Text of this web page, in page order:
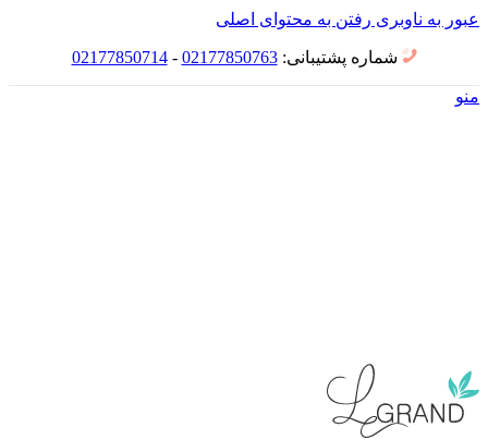
عبور به ناوبری رفتن به محتوای اصلی
شماره پشتیبانی:02177850763
-
02177850714
منو